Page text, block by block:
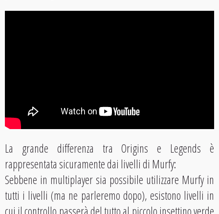
La grande differenza tra Origins e Legends è
rappresentata sicuramente dai livelli di Murfy:
Sebbene in multiplayer sia possibile utilizzare Murfy in
tutti i livelli (ma ne parleremo dopo), esistono livelli in